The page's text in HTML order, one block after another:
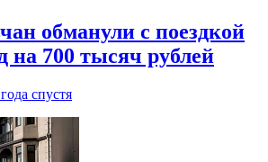
обманули с поездкой
на 700 тысяч рублей
спустя